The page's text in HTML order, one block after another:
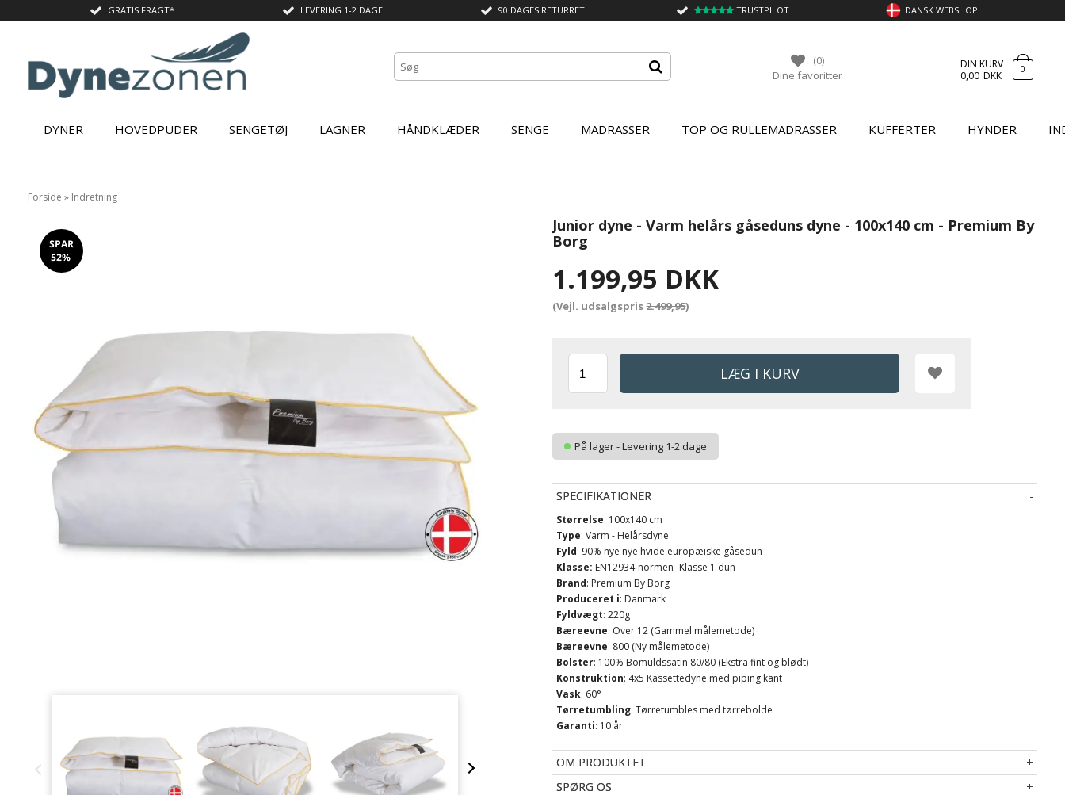
GRATIS FRAGT* LEVERING 1-2 DAGE 90 DAGES RETURRET TRUSTPILOT DANSK WEBSHOP
(0)
Dine favoritter
DIN KURV
0,00 DKK 0
DYNER HOVEDPUDER SENGETØJ LAGNER HÅNDKLÆDER SENGE MADRASSER TOP OG RULLEMADRASSER KUFFERTER HYNDER
Forside » Indretning
SPAR
52%
Junior dyne - Varm helårs gåseduns dyne - 100x140 cm - Premium By
Borg
1.199,95 DKK
(Vejl. udsalgspris2.499,95)
På lager - Levering 1-2 dage
SPECIFIKATIONER
Størrelse: 100x140 cm
Type: Varm - Helårsdyne
Fyld: 90% nye nye hvide europæiske gåsedun
Klasse: EN12934-normen -Klasse 1 dun
Brand: Premium By Borg
Produceret i: Danmark
Fyldvægt: 220g
Bæreevne: Over 12 (Gammel målemetode)
Bæreevne: 800 (Ny målemetode)
Bolster: 100% Bomuldssatin 80/80 (Ekstra fint og blødt)
Konstruktion: 4x5 Kassettedyne med piping kant
Vask: 60°
Tørretumbling: Tørretumbles med tørrebolde
Garanti: 10 år
OM PRODUKTET
SPØRG OS